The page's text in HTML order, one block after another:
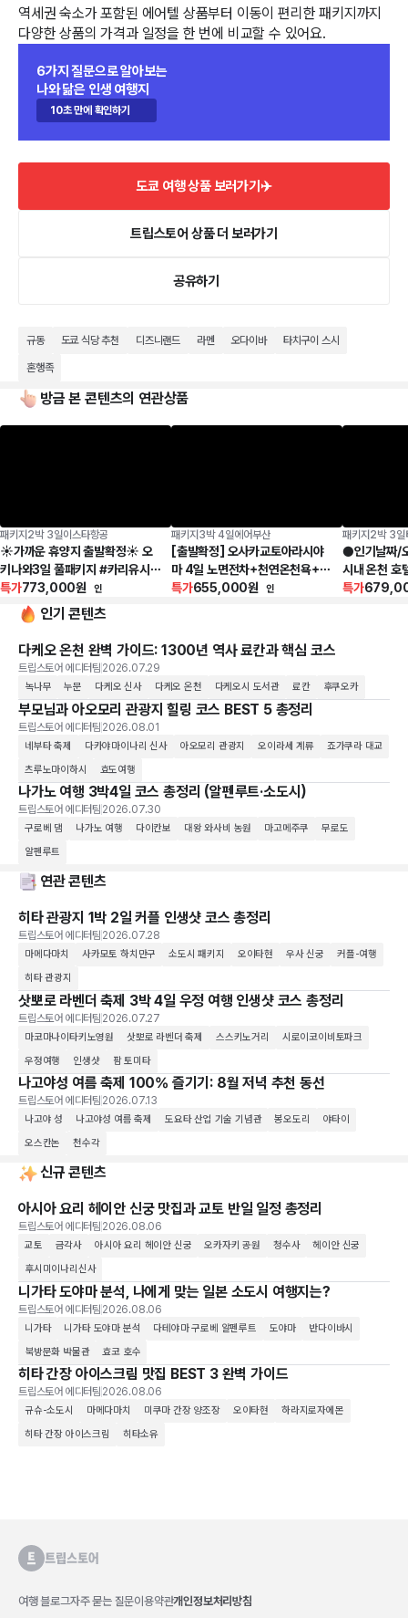
역세권 숙소가 포함된 에어텔 상품부터 이동이 편리한 패키지까지
다양한 상품의 가격과 일정을 한 번에 비교할 수 있어요.
6가지 질문으로 알아보는
나와 닮은 인생 여행지
10초 만에 확인하기
도쿄 여행 상품 보러가기✈️
트립스토어 상품 더 보러가기
공유하기
규동 도쿄 식당 추천 디즈니랜드 라멘 오다이바 타치구이 스시
혼행족
방금 본 콘텐츠의 연관상품
패키지 2박 3일이스타항공
☀가까운 휴양지 출발확정☀ 오
키나와3일 풀패키지 #카리유시리
조트 #나하시내호텔 #오카시고텐
토반야끼정식 #오키나와월드
특가773,000원 인
패키지 3박 4일에어부산
[출발확정] 오사카교토아라시야
마 4일 노면전차+천연온천욕+1
일자유
특가655,000원 인
패키지 2박 3일
●인기날짜/
시내 온천 호
3일_[팁포함
특가
인기 콘텐츠
다케오 온천 완벽 가이드: 1300년 역사 료칸과 핵심 코스
트립스토어 에디터팀 2026.07.29
녹나무 누문 다케오 신사 다케오 온천 다케오시 도서관 료칸 후쿠오카
부모님과 아오모리 관광지 힐링 코스 BEST 5 총정리
트립스토어 에디터팀 2026.08.01
네부타 축제 다카야마이나리 신사 아오모리 관광지 오이라세 계류
죠가쿠라 대교
츠루노마이하시
효도여행
나가노 여행 3박4일 코스 총정리 (알펜루트·소도시)
트립스토어 에디터팀 2026.07.30
구로베 댐 나가노 여행 다이칸보 대왕 와사비 농원 마고메주쿠
무로도
알펜루트
연관 콘텐츠
히타 관광지 1박 2일 커플 인생샷 코스 총정리
트립스토어 에디터팀 2026.07.28
마메다마치 사카모토 하치만구 소도시 패키지 오이타현 우사 신궁
커플-여행
히타 관광지
삿뽀로 라벤더 축제 3박 4일 우정 여행 인생샷 코스 총정리
트립스토어 에디터팀 2026.07.27
마코마나이타키노영원 삿뽀로 라벤더 축제 스스키노거리
시로이코이비토파크
우정여행
인생샷 팜 토미타
나고야성 여름 축제 100% 즐기기: 8월 저녁 추천 동선
트립스토어 에디터팀 2026.07.13
나고야 성 나고야성 여름 축제 도요타 산업 기술 기념관 봉오도리
야타이
오스칸논
천수각
신규 콘텐츠
아시아 요리 헤이안 신궁 맛집과 교토 반일 일정 총정리
트립스토어 에디터팀 2026.08.06
교토 금각사 아시아 요리 헤이안 신궁 오카자키 공원 청수사
헤이안 신궁
후시미이나리신사
니가타 도야마 분석, 나에게 맞는 일본 소도시 여행지는?
트립스토어 에디터팀 2026.08.06
니가타 니가타 도야마 분석 다테야마 구로베 알펜루트 도야마
반다이바시
북방문화 박물관
효코 호수
히타 간장 아이스크림 맛집 BEST 3 완벽 가이드
트립스토어 에디터팀 2026.08.06
규슈-소도시 마메다마치 미쿠마 간장 양조장 오이타현
하라지로자에몬
히타 간장 아이스크림
히타소유
여행 블로그자주 묻는 질문이용약관개인정보처리방침